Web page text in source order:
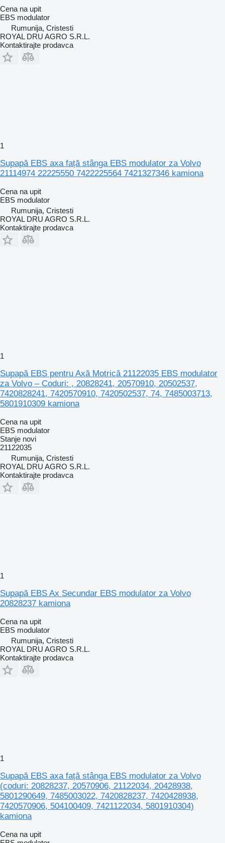
Cena na upit
EBS modulator
Rumunija, Cristesti
ROYAL DRU AGRO S.R.L.
Kontaktirajte prodavca
1
Supapă EBS axa față stânga EBS modulator za Volvo
21114974 22225550 7422225564 7421327346 kamiona
Cena na upit
EBS modulator
Rumunija, Cristesti
ROYAL DRU AGRO S.R.L.
Kontaktirajte prodavca
1
Supapă EBS pentru Axă Motrică 21122035 EBS modulator
za Volvo – Coduri: , 20828241, 20570910, 20502537,
7420828241, 7420570910, 7420502537, 74, 7485003713,
5801910309 kamiona
Cena na upit
EBS modulator
Stanje novi
21122035
Rumunija, Cristesti
ROYAL DRU AGRO S.R.L.
Kontaktirajte prodavca
1
Supapă EBS Ax Secundar EBS modulator za Volvo
20828237 kamiona
Cena na upit
EBS modulator
Rumunija, Cristesti
ROYAL DRU AGRO S.R.L.
Kontaktirajte prodavca
1
Supapă EBS axa față stânga EBS modulator za Volvo
(coduri: 20828237, 20570906, 21122034, 20428938,
5801290649, 7485003022, 7420828237, 7420428938,
7420570906, 504100409, 7421122034, 5801910304)
kamiona
Cena na upit